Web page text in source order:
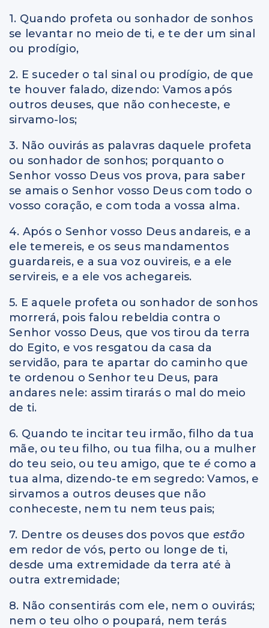
1. Quando profeta ou sonhador de sonhos
se levantar no meio de ti, e te der um sinal
ou prodígio,
2. E suceder o tal sinal ou prodígio, de que
te houver falado, dizendo: Vamos após
outros deuses, que não conheceste, e
sirvamo-los;
3. Não ouvirás as palavras daquele profeta
ou sonhador de sonhos; porquanto o
Senhor vosso Deus vos prova, para saber
se amais o Senhor vosso Deus com todo o
vosso coração, e com toda a vossa alma.
4. Após o Senhor vosso Deus andareis, e a
ele temereis, e os seus mandamentos
guardareis, e a sua voz ouvireis, e a ele
servireis, e a ele vos achegareis.
5. E aquele profeta ou sonhador de sonhos
morrerá, pois falou rebeldia contra o
Senhor vosso Deus, que vos tirou da terra
do Egito, e vos resgatou da casa da
servidão, para te apartar do caminho que
te ordenou o Senhor teu Deus, para
andares nele: assim tirarás o mal do meio
de ti.
6. Quando te incitar teu irmão, filho da tua
mãe, ou teu filho, ou tua filha, ou a mulher
do teu seio, ou teu amigo, que te é como a
tua alma, dizendo-te em segredo: Vamos, e
sirvamos a outros deuses que não
conheceste, nem tu nem teus pais;
7. Dentre os deuses dos povos que estão
em redor de vós, perto ou longe de ti,
desde uma extremidade da terra até à
outra extremidade;
8. Não consentirás com ele, nem o ouvirás;
nem o teu olho o poupará, nem terás